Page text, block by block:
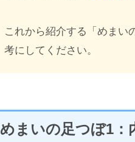
これから紹介する「めまい
考にしてください。
めまいの足つぼ1：